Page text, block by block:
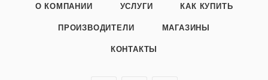
О КОМПАНИИ УСЛУГИ КАК КУПИТЬ
ПРОИЗВОДИТЕЛИ МАГАЗИНЫ
КОНТАКТЫ